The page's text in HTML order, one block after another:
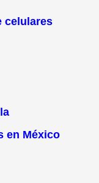
celulares
en México